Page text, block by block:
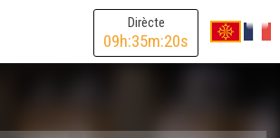
Dirècte
09h:35m:20s